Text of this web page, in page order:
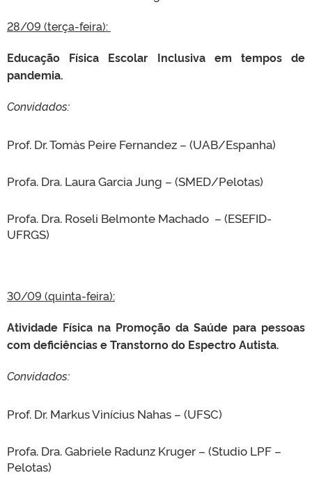
28/09 (terça-feira):
Educação Física Escolar Inclusiva em tempos de
pandemia.
Convidados:
Prof. Dr. Tomàs Peire Fernandez – (UAB/Espanha)
Profa. Dra. Laura Garcia Jung – (SMED/Pelotas)
Profa. Dra. Roseli Belmonte Machado – (ESEFID-
UFRGS)
30/09 (quinta-feira):
Atividade Física na Promoção da Saúde para pessoas
com deficiências e Transtorno do Espectro Autista.
Convidados:
Prof. Dr. Markus Vinícius Nahas – (UFSC)
Profa. Dra. Gabriele Radunz Kruger – (Studio LPF –
Pelotas)